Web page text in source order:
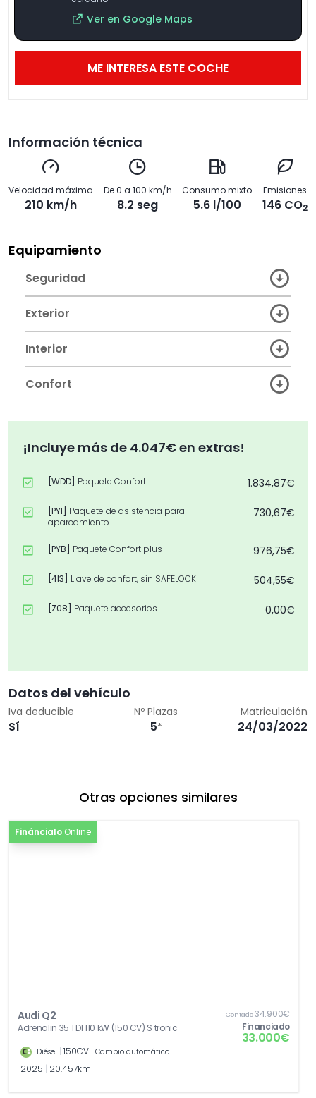
Ver en Google Maps
ME INTERESA ESTE COCHE
Información técnica
Velocidad máxima
210 km/h
De 0 a 100 km/h
8.2 seg
Consumo mixto
5.6 l/100
Emisiones
146 CO2
Equipamiento
Seguridad
Exterior
Interior
Confort
¡Incluye más de 4.047€ en extras!
[WDD] Paquete Confort 1.834,87€
[PYI]
Paquete de asistencia para
aparcamiento
730,67€
[PYB] Paquete Confort plus 976,75€
[4I3] Llave de confort, sin SAFELOCK 504,55€
[Z08] Paquete accesorios 0,00€
Datos del vehículo
Iva deducible
Sí
Nº Plazas
5*
Matriculación
24/03/2022
Otras opciones similares
Fináncialo Online
Audi Q2
Adrenalin 35 TDI 110 kW (150 CV) S tronic
Contado34.900€
Financiado
33.000€
Diésel 150CV Cambio automático
2025 20.457km